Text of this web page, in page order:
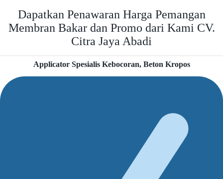
Dapatkan Penawaran Harga Pemangan
Membran Bakar dan Promo dari Kami CV.
Citra Jaya Abadi
Applicator Spesialis Kebocoran, Beton Kropos